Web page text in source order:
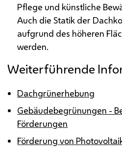
Pflege und künstliche
Auch die Statik der
aufgrund des höheren
werden.
Weiterführende
Dachgrünerhebung
Gebäudebegrünungen -
Förderungen
Förderung von